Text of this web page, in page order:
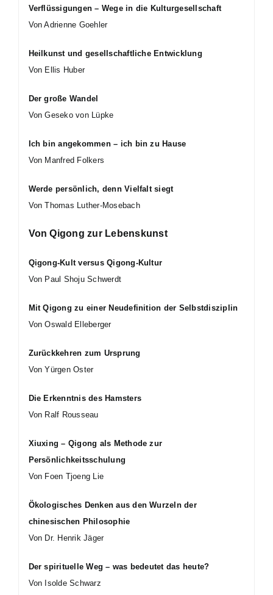
Verflüssigungen – Wege in die Kulturgesellschaft
Von Adrienne Goehler
Heilkunst und gesellschaftliche Entwicklung
Von Ellis Huber
Der große Wandel
Von Geseko von Lüpke
Ich bin angekommen – ich bin zu Hause
Von Manfred Folkers
Werde persönlich, denn Vielfalt siegt
Von Thomas Luther-Mosebach
Von Qigong zur Lebenskunst
Qigong-Kult versus Qigong-Kultur
Von Paul Shoju Schwerdt
Mit Qigong zu einer Neudefinition der Selbstdisziplin
Von Oswald Elleberger
Zurückkehren zum Ursprung
Von Yürgen Oster
Die Erkenntnis des Hamsters
Von Ralf Rousseau
Xiuxing – Qigong als Methode zur
Persönlichkeitsschulung
Von Foen Tjoeng Lie
Ökologisches Denken aus den Wurzeln der
chinesischen Philosophie
Von Dr. Henrik Jäger
Der spirituelle Weg – was bedeutet das heute?
Von Isolde Schwarz